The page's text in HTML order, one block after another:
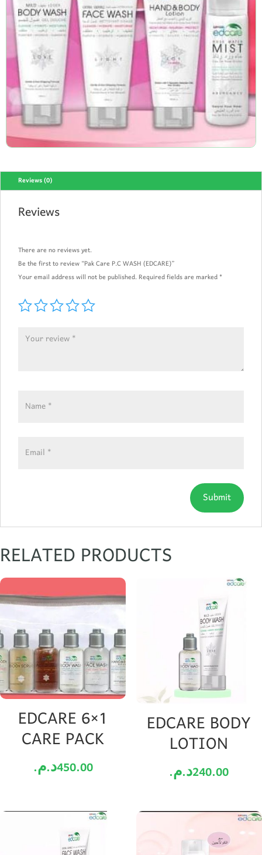
Reviews (0)
Reviews
There are no reviews yet.
Be the first to review “Pak Care P.C WASH (EDCARE)”
Your email address will not be published.Required fields are marked*
RELATED PRODUCTS
EDCARE 6×1
CARE PACK
450.00د.م.
EDCARE BODY
LOTION
240.00د.م.